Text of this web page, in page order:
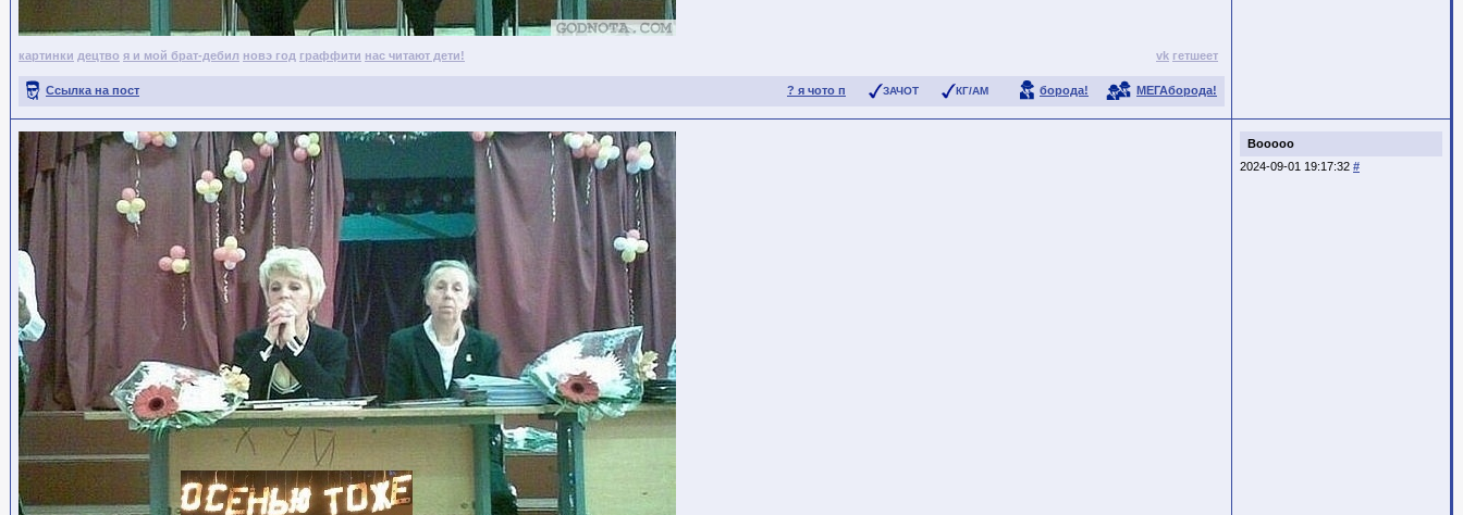
картинки децтво я и мой брат-дебил новэ год граффити нас читают дети! vk гетшеет
? я чото п ЗАЧОТ КГ/АМ борода! МЕГАборода!
Ссылка на пост
Booooo
2024-09-01 19:17:32 #